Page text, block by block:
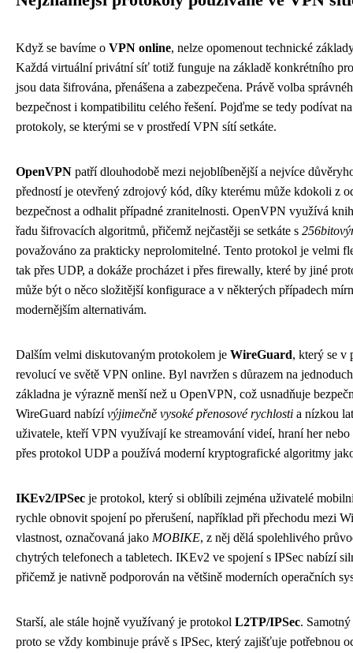
Když se bavíme o VPN online, nelze opomenout technické
Každá virtuální privátní síť totiž funguje na základě konkrétního
jsou data šifrována, přenášena a zabezpečena. Právě volba
bezpečnost i kompatibilitu celého řešení. Pojďme se tedy podívat
protokoly, se kterými se v prostředí VPN sítí setkáte.
OpenVPN patří dlouhodobě mezi nejoblíbenější a nejvíce
předností je otevřený zdrojový kód, díky kterému může kdokoli z
bezpečnost a odhalit případné zranitelnosti. OpenVPN využívá
řadu šifrovacích algoritmů, přičemž nejčastěji se setkáte s
považováno za prakticky neprolomitelné. Tento protokol je velmi
tak přes UDP, a dokáže procházet i přes firewally, které by jiné
může být o něco složitější konfigurace a v některých případech
modernějším alternativám.
Dalším velmi diskutovaným protokolem je WireGuard, který se v
revolucí ve světě VPN online. Byl navržen s důrazem na
základna je výrazně menší než u OpenVPN, což usnadňuje
WireGuard nabízívýjimečně vysoké přenosové rychlosti a nízkou
uživatele, kteří VPN využívají ke streamování videí, hraní her
přes protokol UDP a používá moderní kryptografické algoritmy
IKEv2/IPSec je protokol, který si oblíbili zejména uživatelé
rychle obnovit spojení po přerušení, například při přechodu mezi
vlastnost, označovaná jako MOBIKE, z něj dělá spolehlivého
chytrých telefonech a tabletech. IKEv2 ve spojení s IPSec nabízí
přičemž je nativně podporován na většině moderních operačních
Starší, ale stále hojně využívaný je protokol L2TP/IPSec.
proto se vždy kombinuje právě s IPSec, který zajišťuje potřebnou